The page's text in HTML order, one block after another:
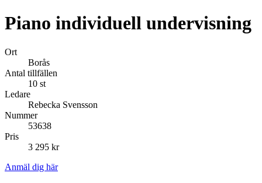
Piano individuell undervisning
Ort
Borås
Antal tillfällen
10 st
Ledare
Rebecka Svensson
Nummer
53638
Pris
3 295 kr
Anmäl dig här